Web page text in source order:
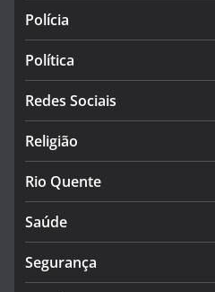
Polícia
Política
Redes Sociais
Religião
Rio Quente
Saúde
Segurança